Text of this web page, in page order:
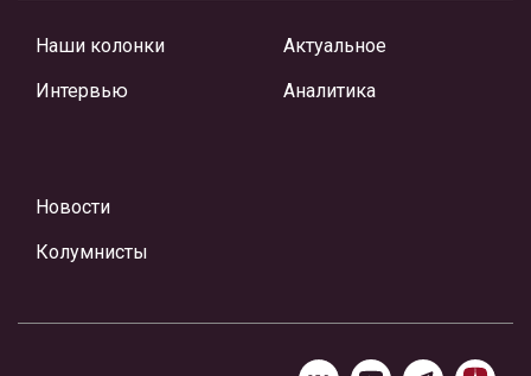
Наши колонки
Интервью
Актуальное
Аналитика
Новости
Колумнисты